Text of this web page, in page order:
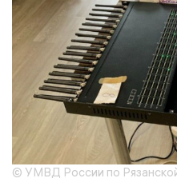
© УМВД России по